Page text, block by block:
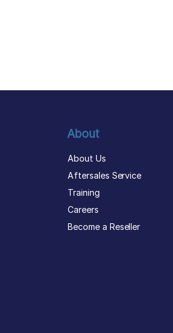
About
About Us
Aftersales Service
Training
Careers
Become a Reseller